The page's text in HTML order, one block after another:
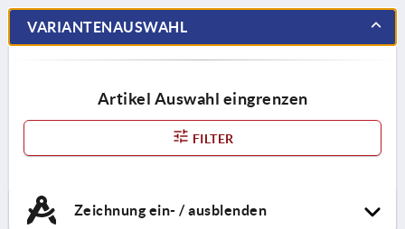
VARIANTENAUSWAHL
Artikel Auswahl eingrenzen
FILTER
Zeichnung ein- / ausblenden